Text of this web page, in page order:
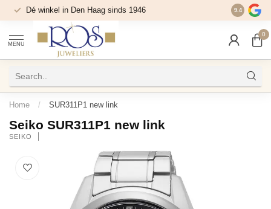
Dé winkel in Den Haag sinds 1946 9.4
MENU
0
Home / SUR311P1 new link
Seiko SUR311P1 new link
SEIKO